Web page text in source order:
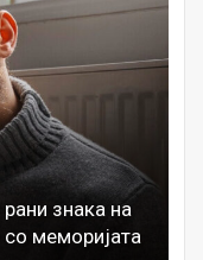
знака на
меморијата